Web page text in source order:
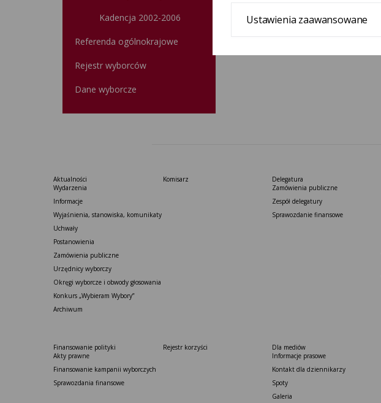
Kadencja 2002-2006
Referenda ogólnokrajowe
Rejestr wyborców
Dane wyborcze
Aktualności
Wydarzenia
Informacje
Wyjaśnienia, stanowiska, komunikaty
Uchwały
Postanowienia
Zamówienia publiczne
Urzędnicy wyborczy
Okręgi wyborcze i obwody głosowania
Konkurs „Wybieram Wybory”
Archiwum
Komisarz
Delegatura
Zamówienia publiczne
Zespół delegatury
Sprawozdanie finansowe
Finansowanie polityki
Akty prawne
Finansowanie kampanii wyborczych
Sprawozdania finansowe
Rejestr korzyści
Dla mediów
Informacje prasowe
Kontakt dla dziennikarzy
Spoty
Galeria
Ustawienia zaawansowane